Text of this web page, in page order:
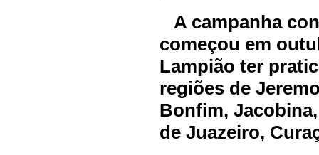
A campanha
começou em
Lampião ter
regiões de
Bonfim,
de Juazeiro,